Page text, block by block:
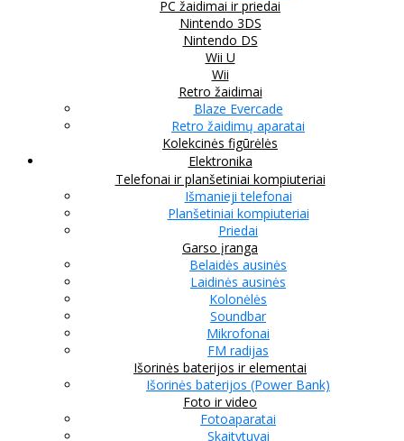
PC žaidimai ir priedai
Nintendo 3DS
Nintendo DS
Wii U
Wii
Retro žaidimai
Blaze Evercade
Retro žaidimų aparatai
Kolekcinės figūrėlės
Elektronika
Telefonai ir planšetiniai kompiuteriai
Išmanieji telefonai
Planšetiniai kompiuteriai
Priedai
Garso įranga
Belaidės ausinės
Laidinės ausinės
Kolonėlės
Soundbar
Mikrofonai
FM radijas
Išorinės baterijos ir elementai
Išorinės baterijos (Power Bank)
Foto ir video
Fotoaparatai
Skaitytuvai